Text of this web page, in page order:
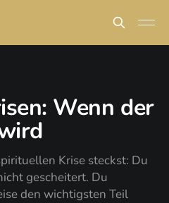
Wenn der
Krise steckst: Du
gescheitert. Du
den wichtigsten Teil